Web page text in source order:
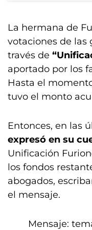
La hermana de
votaciones de las
través de
aportado por los
Hasta el
tuvo el monto
Entonces, en las
expresó en su
Unificación
los fondos
abogados,
el mensaje.
Mensaje: